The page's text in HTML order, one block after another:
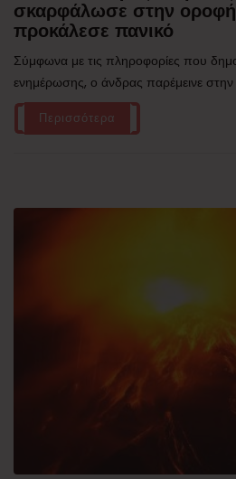
σκαρφάλωσε στην οροφή
προκάλεσε πανικό
Σύμφωνα με τις πληροφορίες που
ενημέρωσης, ο άνδρας παρέμεινε στην
Περισσότερα